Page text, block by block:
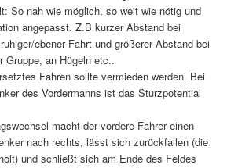
So nah wie möglich, so weit wie nötig und
angepasst. Z.B kurzer Abstand bei
ebener Fahrt und größerer Abstand bei
Gruppe, an Hügeln etc..
Fahren sollte vermieden werden. Bei
des Vordermanns ist das Sturzpotential
macht der vordere Fahrer einen
nach rechts, lässt sich zurückfallen (die
und schließt sich am Ende des Feldes